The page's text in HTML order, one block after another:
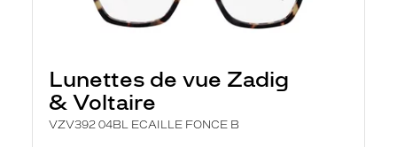
Lunettes de vue Zadig
& Voltaire
VZV392 04BL ECAILLE FONCE B